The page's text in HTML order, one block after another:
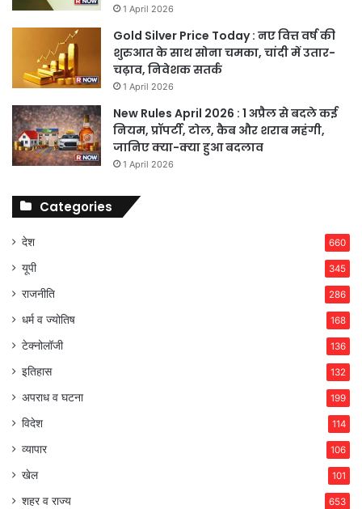
1 April 2026
Gold Silver Price Today : नए वित्त वर्ष की
शुरुआत के साथ सोना चमका, चांदी में उतार-
चढ़ाव, निवेशक सतर्क
1 April 2026
New Rules April 2026 : 1 अप्रैल से बदले कई
नियम, प्रॉपर्टी, टोल, कैब और शराब महंगी,
जानिए क्या-क्या हुआ बदलाव
1 April 2026
Categories
देश 660
यूपी 345
राजनीति 286
धर्म व ज्योतिष 168
टेक्नोलॉजी 136
इतिहास 132
अपराध व घटना 199
विदेश 114
व्यापार 106
खेल 101
शहर व राज्य 653